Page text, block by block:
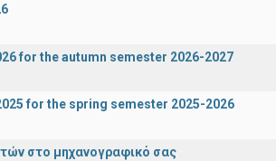
for the autumn semester 2026-2027
for the spring semester 2025-2026
στο μηχανογραφικό σας